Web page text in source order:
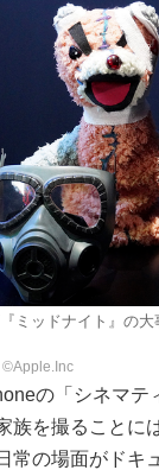
ミッドナイト』の
の「シネマテ
族を撮ることに
常の場面がドキ